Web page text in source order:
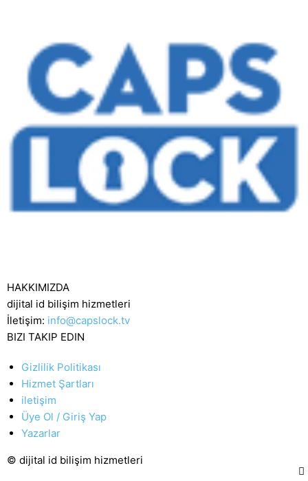
HAKKIMIZDA
dijital id bilişim hizmetleri
İletişim: info@capslock.tv
BIZI TAKIP EDIN
Gizlilik Politikası
Hizmet Şartları
iletişim
Üye Ol / Giriş Yap
Yazarlar
© dijital id bilişim hizmetleri